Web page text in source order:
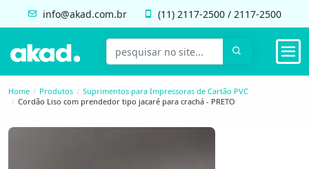
info@akad.com.br (11) 2117-2500 / 2117-2500
Home Produtos
Suprimentos para Impressoras de Cartão PVC
Cordão Liso com prendedor tipo jacaré para crachá - PRETO